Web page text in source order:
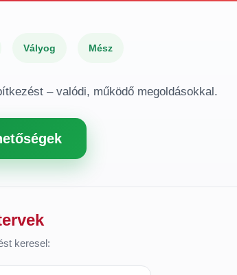
Vályog Mész
– valódi, működő megoldásokkal.
keresel: